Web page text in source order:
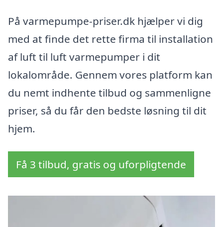
På varmepumpe-priser.dk hjælper vi dig
med at finde det rette firma til installation
af luft til luft varmepumper i dit
lokalområde. Gennem vores platform kan
du nemt indhente tilbud og sammenligne
priser, så du får den bedste løsning til dit
hjem.
Få 3 tilbud, gratis og uforpligtende